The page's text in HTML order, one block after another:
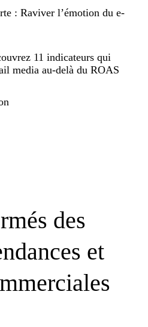
: Raviver l’émotion du e-
11 indicateurs qui
media au-delà du ROAS
des
et